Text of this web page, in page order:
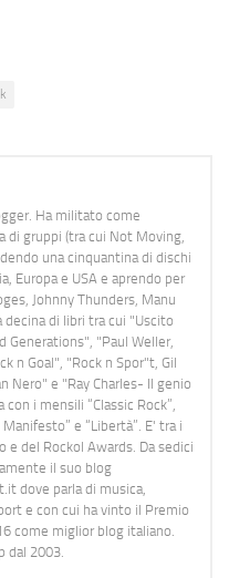
Ha militato come
di gruppi (tra cui Not Moving,
una cinquantina di dischi
Europa e USA e aprendo per
Johnny Thunders, Manu
decina di libri tra cui "Uscito
Generations", "Paul Weller,
n Goal", "Rock n Spor"t, Gil
Nero" e "Ray Charles- Il genio
i mensili “Classic Rock”,
e “Libertà”. E' tra i
e del Rockol Awards. Da sedici
il suo blog
dove parla di musica,
e con cui ha vinto il Premio
come miglior blog italiano.
dal 2003.